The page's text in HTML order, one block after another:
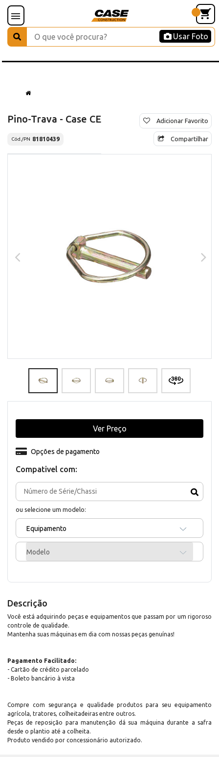
Usar Foto
Pino-Trava - Case CE
Cód./PN 81810439
Adicionar Favorito
Compartilhar
Compativel com:
ou selecione um modelo:
Equipamento
Modelo
Opções de pagamento
Ver Preço
Descrição
Você está adquirindo peças e equipamentos que passam por um rigoroso
controle de qualidade.
Mantenha suas máquinas em dia com nossas peças genuínas!
Pagamento Facilitado:
- Cartão de crédito parcelado
- Boleto bancário à vista
Compre com segurança e qualidade produtos para seu equipamento
agrícola, tratores, colheitadeiras entre outros.
Peças de reposição para manutenção dá sua máquina durante a safra
desde o plantio até a colheita.
Produto vendido por concessionário autorizado.